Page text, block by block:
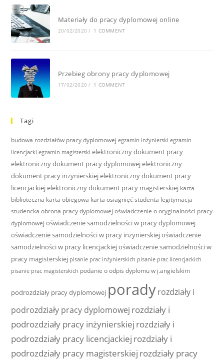
Materiały do pracy dyplomowej online
20/02/2020 / 1 COMMENT
Przebieg obrony pracy dyplomowej
17/02/2020 / 1 COMMENT
Tagi
budowa rozdziałów pracy dyplomowej egzamin inżynierski egzamin
licencjacki egzamin magisterski elektroniczny dokument pracy
elektroniczny dokument pracy dyplomowejelektroniczny
dokument pracy inżynierskiejelektroniczny dokument pracy
licencjackiejelektroniczny dokument pracy magisterskiej karta
biblioteczna karta obiegowa karta osiagnięć studenta legitymacja
studencka obrona pracy dyplomowej oświadczenie o oryginalności pracy
dyplomowej oświadczenie samodzielności w pracy dyplomowej
oświadczenie samodzielności w pracy inżynierskiejoświadczenie
samodzielności w pracy licencjackiejoświadczenie samodzielności w
pracy magisterskiej pisanie prac inżynierskich pisanie prac licencjackich
pisanie prac magisterskich podanie o odpis dyplomu w j.angielskim
podrozdziały pracy dyplomowej poradyrozdziały i
podrozdziały pracy dyplomowej rozdziały i
podrozdziały pracy inżynierskiej rozdziały i
podrozdziały pracy licencjackiej rozdziały i
podrozdziały pracy magisterskiej rozdziały pracy